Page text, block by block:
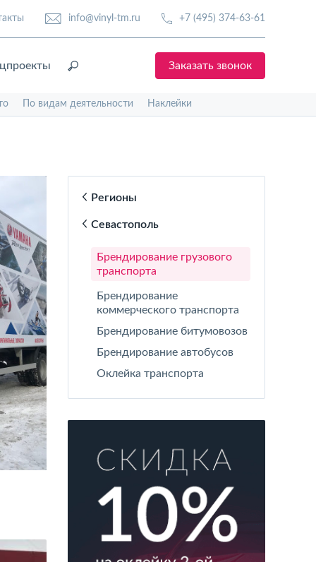
info@vinyl-tm.ru +7 (495) 374-63-61
Заказать звонок
По видам деятельности Наклейки
Регионы
Севастополь
Брендирование грузового
транспорта
Брендирование
коммерческого транспорта
Брендирование битумовозов
Брендирование автобусов
Оклейка транспорта